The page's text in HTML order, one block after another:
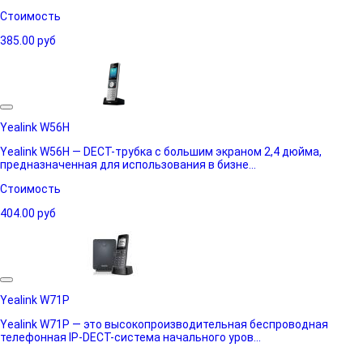
Стоимость
385.00 руб
Yealink W56H
Yealink W56H — DECT-трубка с большим экраном 2,4 дюйма,
предназначенная для использования в бизне...
Стоимость
404.00 руб
Yealink W71P
Yealink W71P — это высокопроизводительная беспроводная
телефонная IP-DECT-система начального уров...